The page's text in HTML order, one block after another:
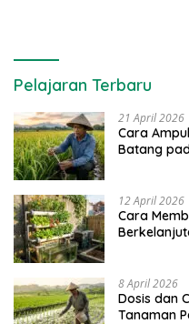
Pelajaran Terbaru
21 April 2026
Cara
Batang
12 April 2026
Cara
8 April 2026
Dosis dan
Tanaman